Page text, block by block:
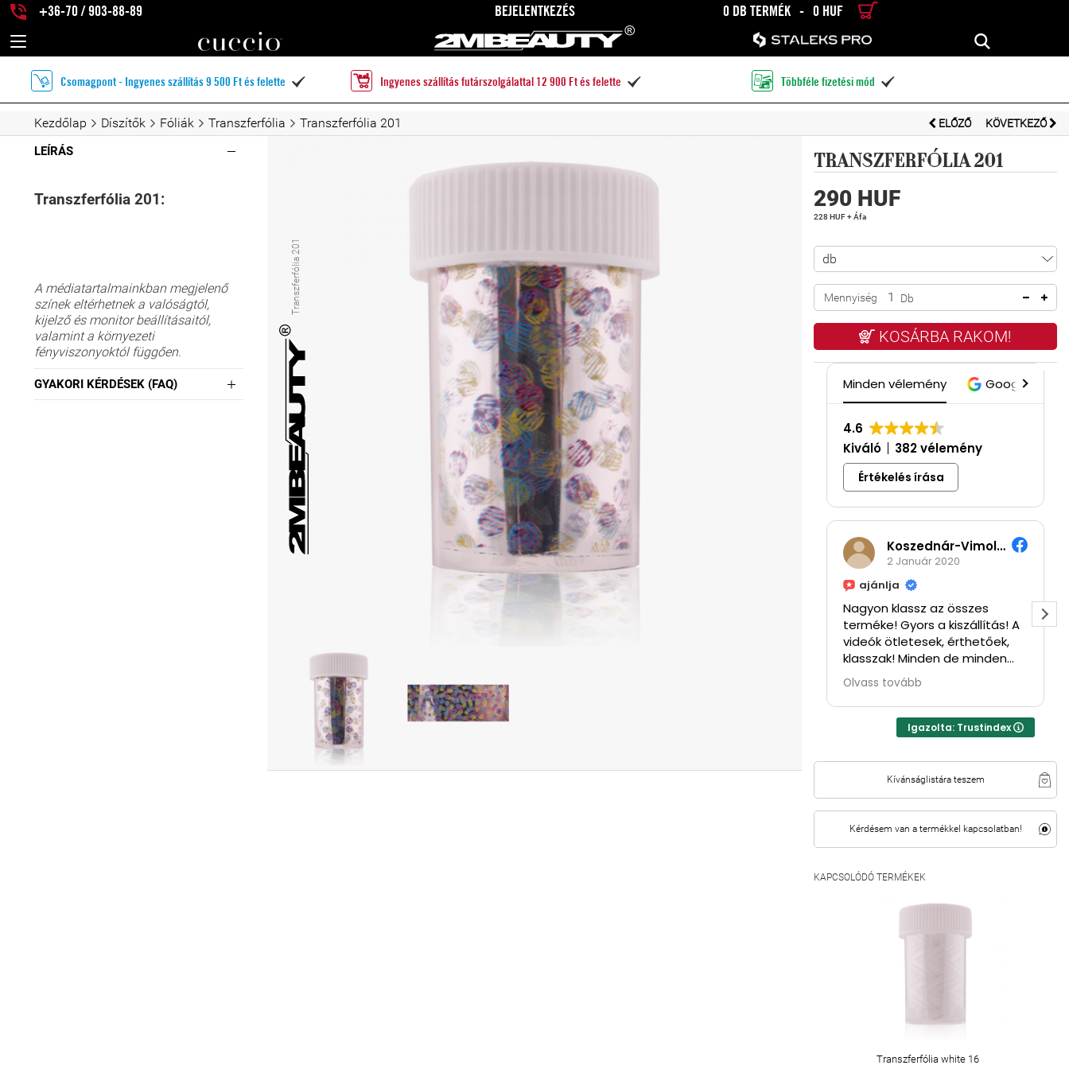
+36-70 / 903-88-89 BEJELENTKEZÉS 0 DB TERMÉK - 0 HUF
RÉSZLETES KERESÉS KERESÉS
Csomagpont - Ingyenes szállítás 9 500 Ft és felette  Ingyenes szállítás futárszolgálattal 12 900 Ft és felette  Többféle fizetési mód 
Kezdőlap Díszítők Fóliák Transzferfólia Transzferfólia 201 ELŐZŐ KÖVETKEZŐ
LEÍRÁS
Transzferfólia 201:
A médiatartalmainkban megjelenő
színek eltérhetnek a valóságtól,
kijelző és monitor beállításaitól,
valamint a környezeti
fényviszonyoktól függően.
GYAKORI KÉRDÉSEK (FAQ)
Transzferfólia 201
TRANSZFERFÓLIA 201
290 HUF
228 HUF + Áfa
Mennyiség Db
KOSÁRBA RAKOM!
Minden vélemény Google
4.6
Kiváló
382 vélemény
Értékelés írása
Koszednár-Vimola Hajnalka
2 Január 2020
ajánlja
Nagyon klassz az összes
terméke! Gyors a kiszállítás! A
videók ötletesek, érthetőek,
klasszak! Minden de minden
tuti!! ⭐⭐⭐⭐
Olvass tovább
Igazolta: Trustindex
Kívánságlistára teszem
Kérdésem van a termékkel kapcsolatban!
KAPCSOLÓDÓ TERMÉKEK
Transzferfólia white 16